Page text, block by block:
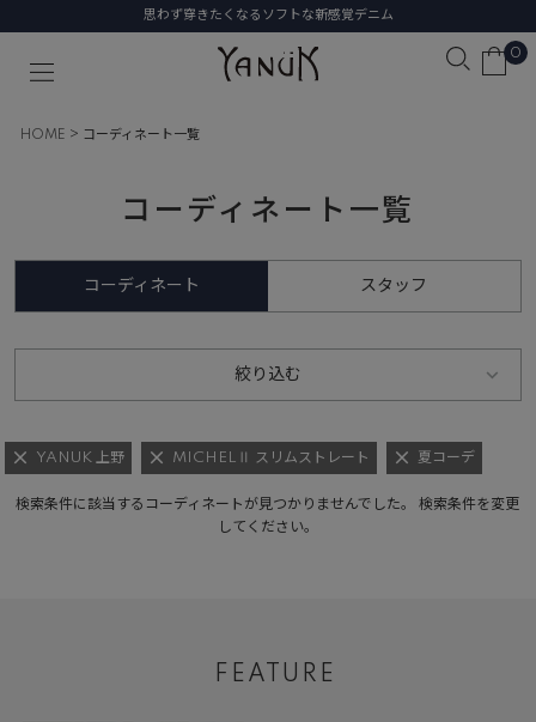
思わず穿きたくなるソフトな新感覚デニム
0
HOME コーディネート一覧
コーディネート一覧
コーディネート スタッフ
絞り込む
YANUK 上野 MICHELⅡ スリムストレート 夏コーデ
検索条件に該当するコーディネートが見つかりませんでした。 検索条件を変更
してください。
FEATURE